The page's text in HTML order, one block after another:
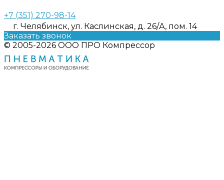
+7 (351) 270-98-14
г. Челябинск, ул. Каслинская, д. 26/А, пом. 14
Заказать звонок
© 2005-2026 ООО ПРО Компрессор